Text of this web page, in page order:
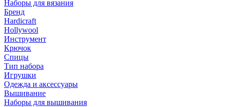
Наборы для вязания
Бренд
Hardicraft
Hollywool
Инструмент
Крючок
Спицы
Тип набора
Игрушки
Одежда и аксессуары
Вышивание
Наборы для вышивания